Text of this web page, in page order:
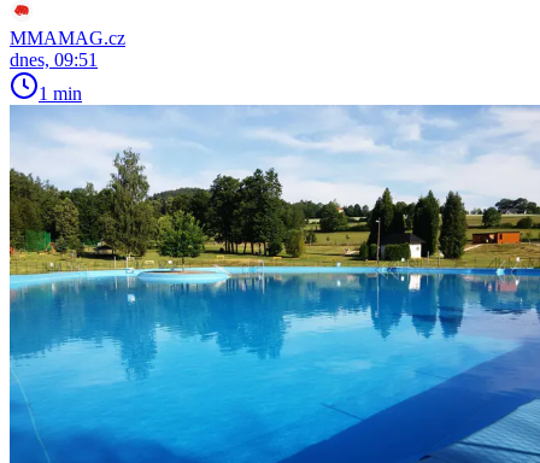
MMAMAG.cz
dnes, 09:51
1 min